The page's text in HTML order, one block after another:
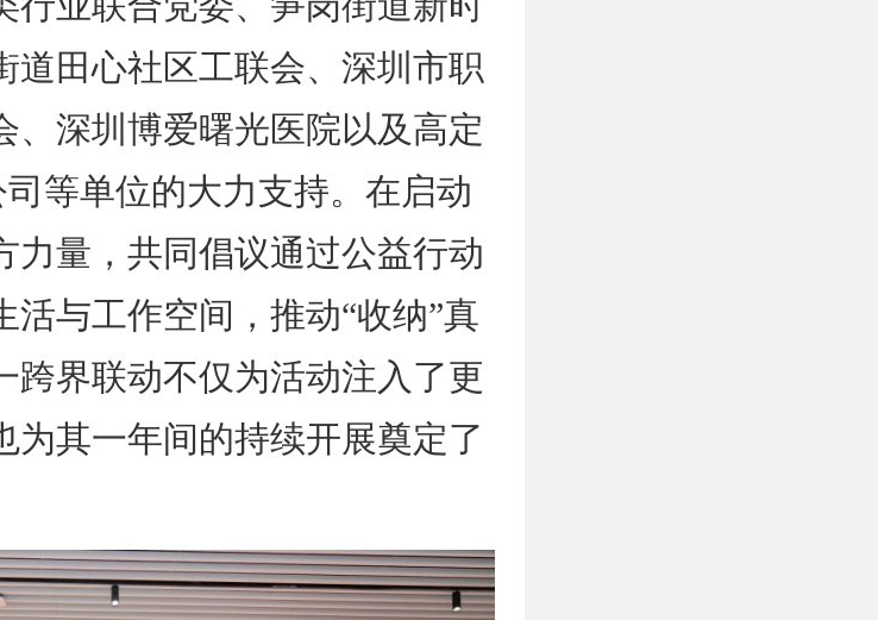
道田心社区工联会、深圳市职
、深圳博爱曙光医院以及高定
等单位的大力支持。在启动
力量，共同倡议通过公益行动
活与工作空间，推动“收纳”真
跨界联动不仅为活动注入了更
为其一年间的持续开展奠定了